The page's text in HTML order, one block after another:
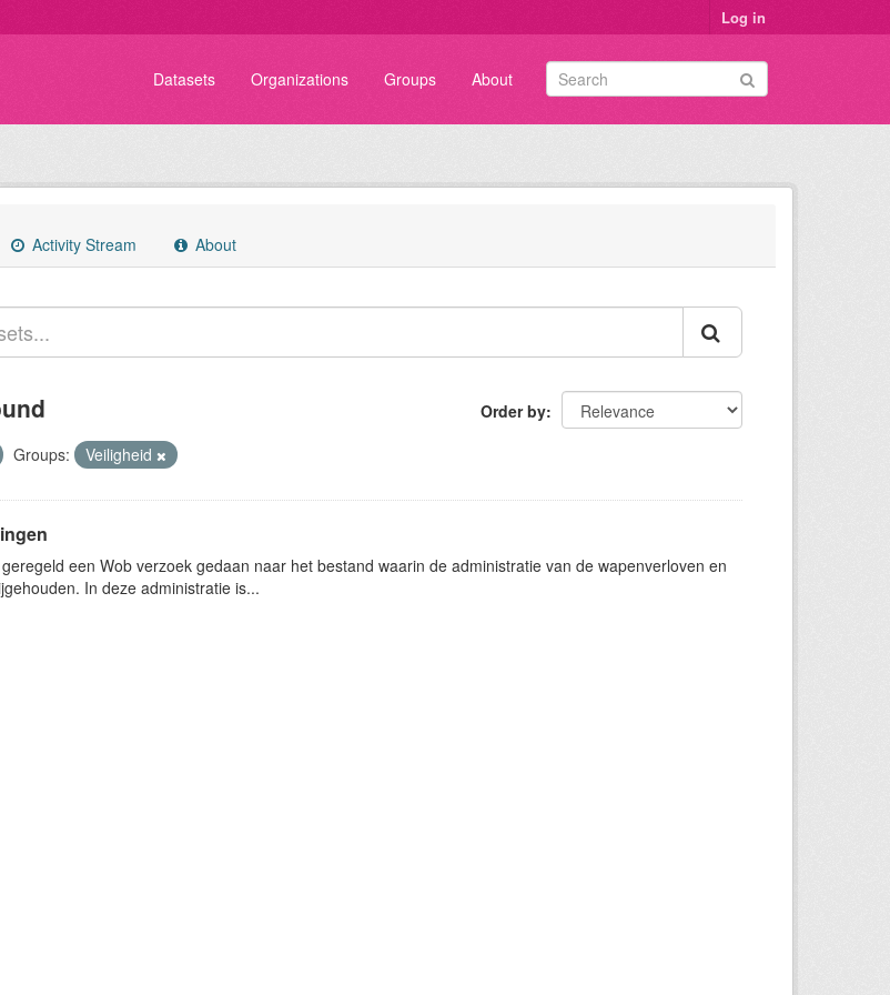
Log in
Datasets Organizations Groups About
Activity Stream About
Order by
Groups: Veiligheid
een Wob verzoek gedaan naar het bestand waarin de administratie van de wapenverloven en
In deze administratie is...